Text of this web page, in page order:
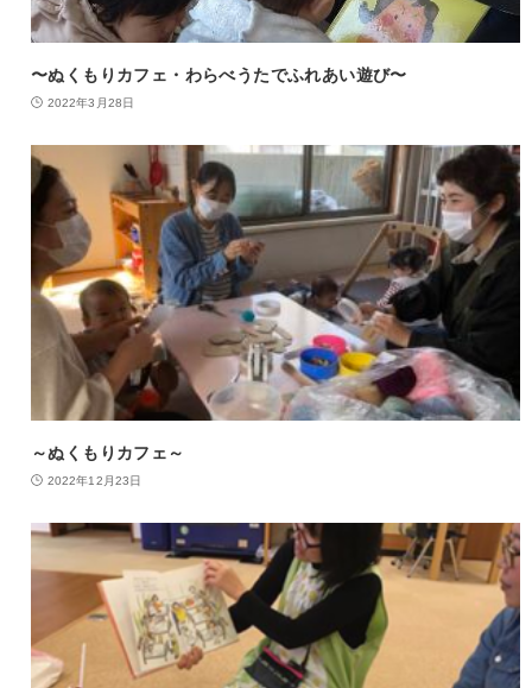
〜ぬくもりカフェ・わらべうたでふれあい遊び〜
2022年3月28日
～ぬくもりカフェ～
2022年12月23日